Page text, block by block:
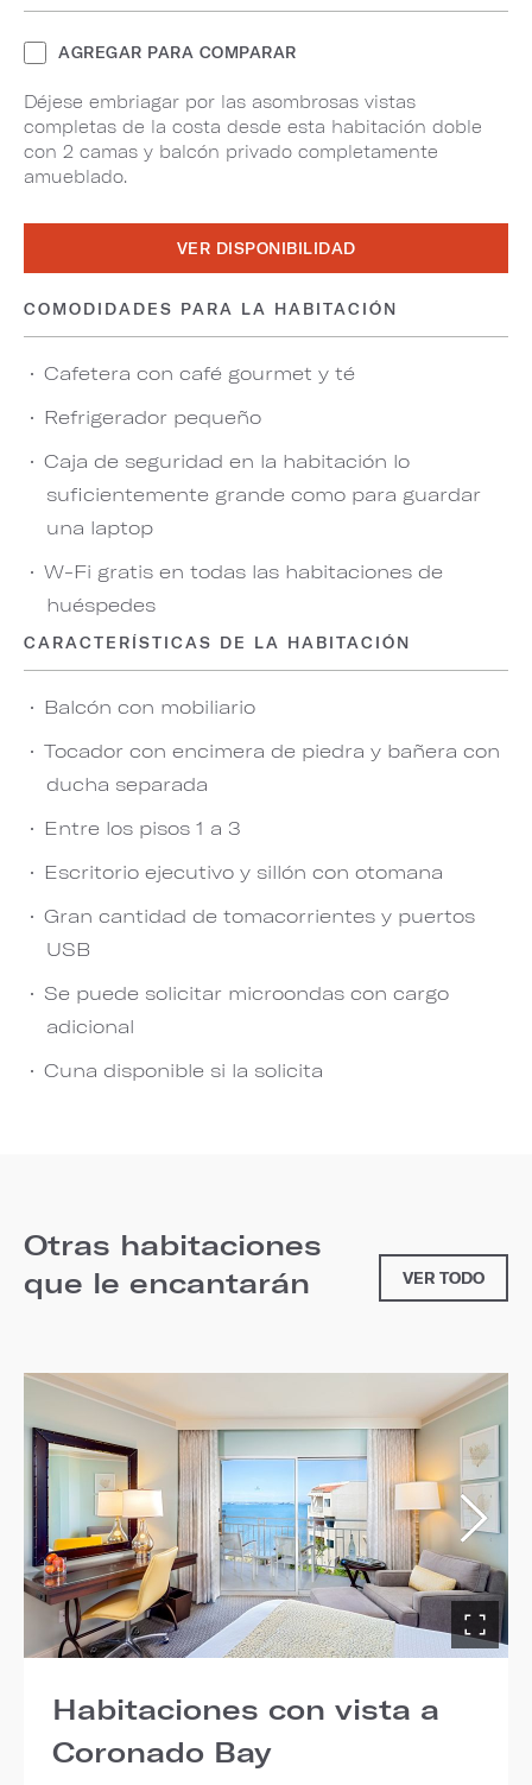
AGREGAR PARA COMPARAR
Déjese embriagar por las asombrosas vistas
completas de la costa desde esta habitación doble
con 2 camas y balcón privado completamente
amueblado.
VER DISPONIBILIDAD
COMODIDADES PARA LA HABITACIÓN
Cafetera con café gourmet y té
Refrigerador pequeño
Caja de seguridad en la habitación lo
suficientemente grande como para guardar
una laptop
W-Fi gratis en todas las habitaciones de
huéspedes
CARACTERÍSTICAS DE LA HABITACIÓN
Balcón con mobiliario
Tocador con encimera de piedra y bañera con
ducha separada
Entre los pisos 1 a 3
Escritorio ejecutivo y sillón con otomana
Gran cantidad de tomacorrientes y puertos
USB
Se puede solicitar microondas con cargo
adicional
Cuna disponible si la solicita
Otras habitaciones
que le encantarán
VER TODO
Habitaciones con vista a
Coronado Bay